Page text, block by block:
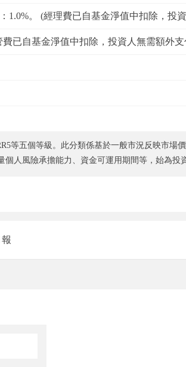
1.0%。 (經理費已自基金淨值中扣除，投
已自基金淨值中扣除，投資人無需額外
等五個等級。此分類係基於一般市況反映市場
人風險承擔能力、資金可運用期間等，始為投
報